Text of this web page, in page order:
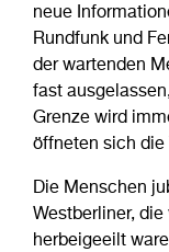
neue
Rundfunk und
der wartenden
fast
Grenze wird
öffneten sich die
Die Menschen
Westberliner,
herbeigeeilt